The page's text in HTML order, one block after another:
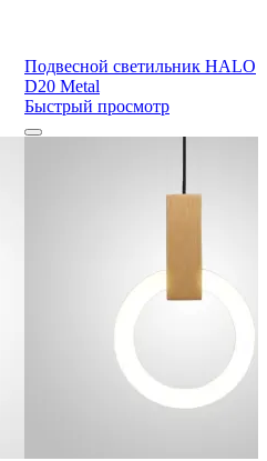
Подвесной светильник HALO
D20 Metal
Быстрый просмотр